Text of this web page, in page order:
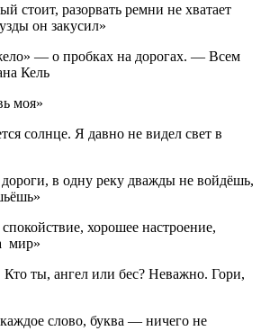
стоит, разорвать ремни не хватает
он закусил»
— о пробках на дорогах. — Всем
Кель
моя»
солнце. Я давно не видел свет в
в одну реку дважды не войдёшь,
хорошее настроение,
мир»
ты, ангел или бес? Неважно. Гори,
слово, буква — ничего не